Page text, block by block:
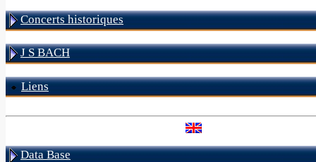
Concerts historiques
J S BACH
Liens
Data Base